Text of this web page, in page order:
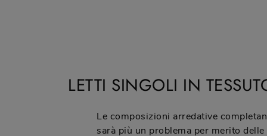
LETTI SINGOLI IN
Le composizioni arredative
sarà più un problema per merito